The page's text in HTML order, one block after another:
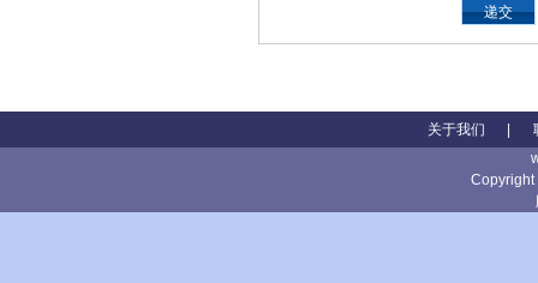
递交
关于我们